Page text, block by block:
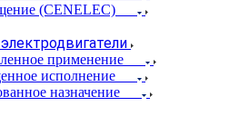
(CENELEC)
применение
исполнение
назначение